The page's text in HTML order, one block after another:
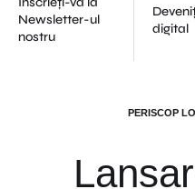
Newsletter-ul
nostru
digital
PERISCOP